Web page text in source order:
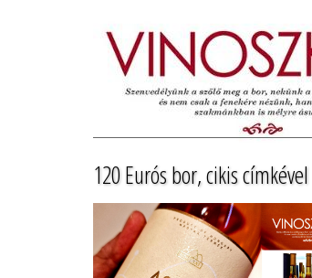
120 Eurós bor, cikis címkével